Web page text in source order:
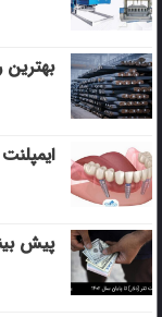
بهترین
پیش